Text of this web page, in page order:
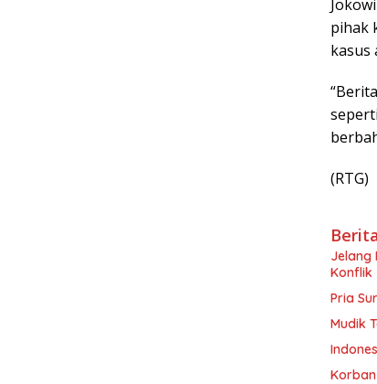
pihak
kasus
(RTG)
Jelang
Konflik
Pria
Mudik